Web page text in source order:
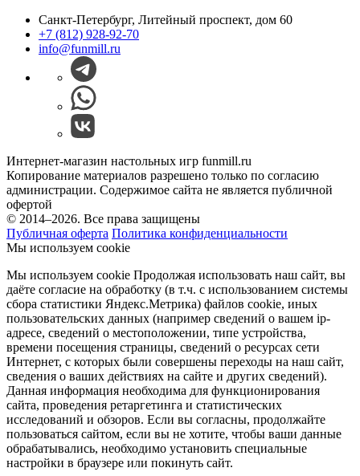
Санкт-Петербург, Литейный проспект, дом 60
+7 (812) 928-92-70
info@funmill.ru
Интернет-магазин настольных игр funmill.ru
Копирование материалов разрешено только по согласию
администрации. Содержимое сайта не является публичной
офертой
© 2014–2026. Все права защищены
Публичная оферта Политика конфиденциальности
Мы используем cookie
Мы используем cookie Продолжая использовать наш cайт, вы
даёте согласие на обработку (в т.ч. с использованием системы
сбора статистики Яндекс.Метрика) файлов cookie, иных
пользовательских данных (например сведений о вашем ip-
адресе, сведений о местоположении, типе устройства,
времени посещения страницы, сведений о ресурсах сети
Интернет, с которых были совершены переходы на наш сайт,
сведения о ваших действиях на сайте и других сведений).
Данная информация необходима для функционирования
сайта, проведения ретаргетинга и статистических
исследований и обзоров. Если вы согласны, продолжайте
пользоваться сайтом, если вы не хотите, чтобы ваши данные
обрабатывались, необходимо установить специальные
настройки в браузере или покинуть сайт.